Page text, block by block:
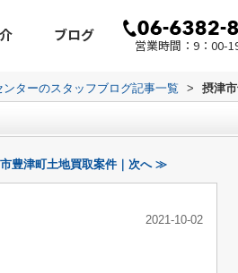
ブログ
営業時間：9：00-
ターのスタッフブログ記事一覧 > 摂津
豊津町土地買取案件｜次へ ≫
2021-10-02